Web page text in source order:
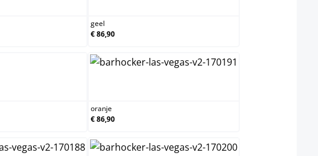
geel
€ 86,90
oranje
€ 86,90